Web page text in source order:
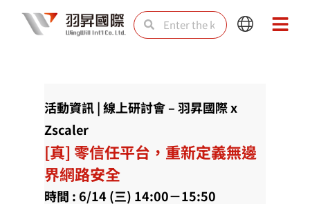
SearchSearch
Main
Main
活動資訊 | 線上研討會 – 羽昇國際 x
Zscaler
[真] 零信任平台，重新定義無邊
界網路安全
時間 : 6/14 (三) 14:00－15:50